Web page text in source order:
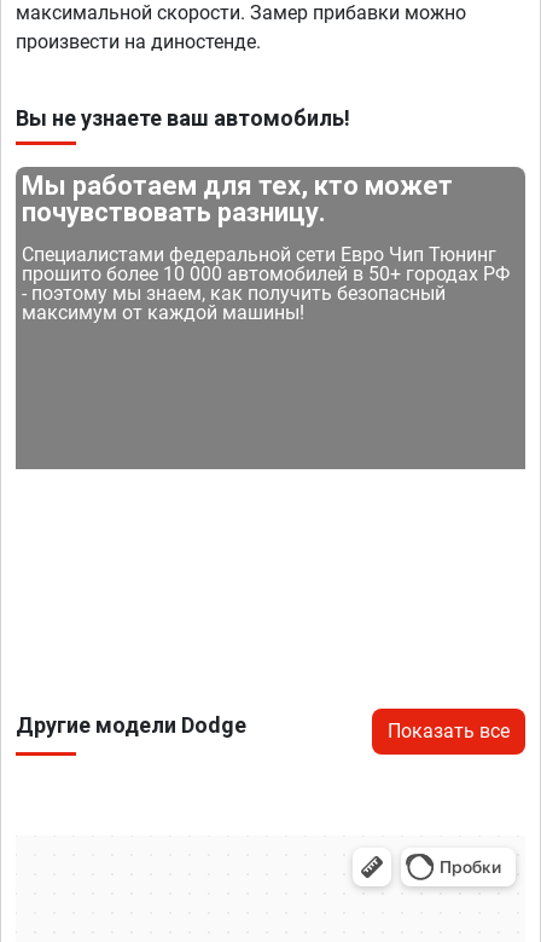
максимальной скорости. Замер прибавки можно
произвести на диностенде.
Вы не узнаете ваш автомобиль!
Мы работаем для тех, кто может
почувствовать разницу.
Специалистами федеральной сети Евро Чип Тюнинг
прошито более 10 000 автомобилей в 50+ городах РФ
- поэтому мы знаем, как получить безопасный
максимум от каждой машины!
Другие модели Dodge Показать все